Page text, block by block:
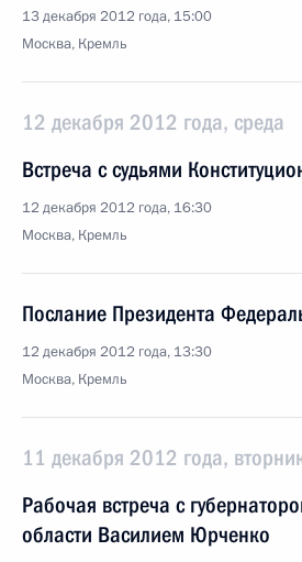
13 декабря 2012 года, 15:00
Москва, Кремль
12 декабря 2012 года, среда
Встреча с судьями
12 декабря 2012 года, 16:30
Москва, Кремль
Послание Президента
12 декабря 2012 года, 13:30
Москва, Кремль
11 декабря 2012 года,
Рабочая встреча с
области Василием Юрченко